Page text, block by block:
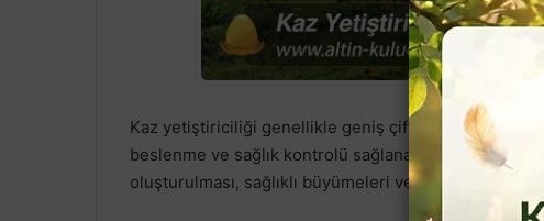
Kaz yetiştiriciliği genellikle geniş çiftlik alanlarında
beslenme ve sağlık kontrolü sağlanarak büyütülür.
oluşturulması, sağlıklı büyümeleri ve üretim